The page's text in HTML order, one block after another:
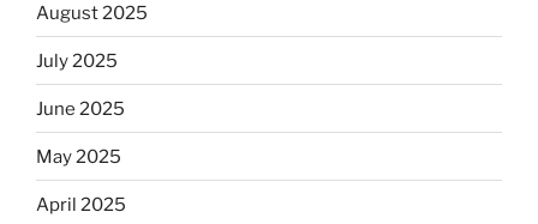
August 2025
July 2025
June 2025
May 2025
April 2025